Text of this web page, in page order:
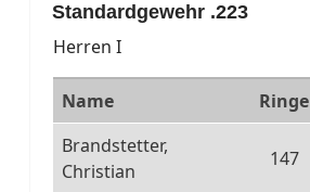
Standardgewehr .223
Herren I
Name Ringe
Brandstetter,
Christian
147